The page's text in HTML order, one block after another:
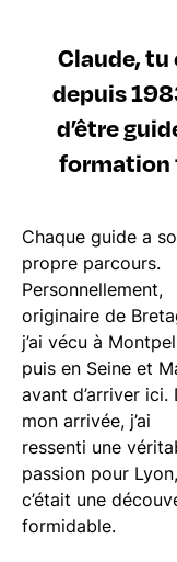
Claude, tu
depuis
d’être
formation
Chaque guide a
propre parcours.
Personnellement,
originaire de
j’ai vécu à
puis en Seine et
avant d’arriver ici.
mon arrivée, j’ai
ressenti une
passion pour Lyon,
c’était une
formidable.